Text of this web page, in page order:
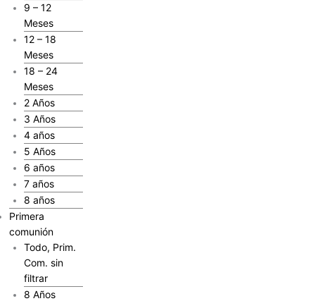
9 – 12
Meses
12 – 18
Meses
18 – 24
Meses
2 Años
3 Años
4 años
5 Años
6 años
7 años
8 años
Primera
comunión
Todo, Prim.
Com. sin
filtrar
8 Años